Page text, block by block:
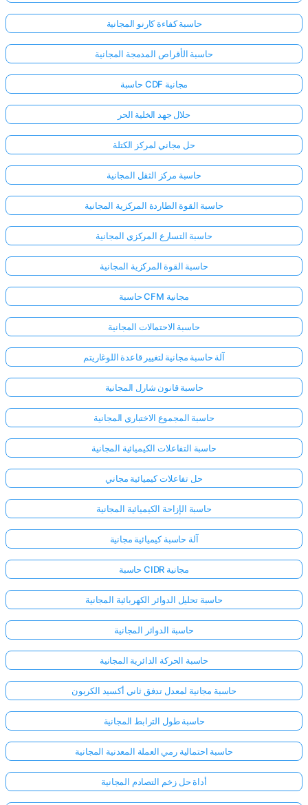
حاسبة كفاءة كارنو المجانية
حاسبة الأقراص المدمجة المجانية
حاسبة CDF مجانية
حلال جهد الخلية الحر
حل مجاني لمركز الكتلة
حاسبة مركز الثقل المجانية
حاسبة القوة الطاردة المركزية المجانية
حاسبة التسارع المركزي المجانية
حاسبة القوة المركزية المجانية
حاسبة CFM مجانية
حاسبة الاحتمالات المجانية
آلة حاسبة مجانية لتغيير قاعدة اللوغاريتم
حاسبة قانون شارل المجانية
حاسبة المجموع الاختباري المجانية
حاسبة التفاعلات الكيميائية المجانية
حل تفاعلات كيميائية مجاني
حاسبة الإزاحة الكيميائية المجانية
آلة حاسبة كيميائية مجانية
حاسبة CIDR مجانية
حاسبة تحليل الدوائر الكهربائية المجانية
حاسبة الدوائر المجانية
حاسبة الحركة الدائرية المجانية
حاسبة مجانية لمعدل تدفق ثاني أكسيد الكربون
حاسبة طول الترابط المجانية
حاسبة احتمالية رمي العملة المعدنية المجانية
أداة حل زخم التصادم المجانية